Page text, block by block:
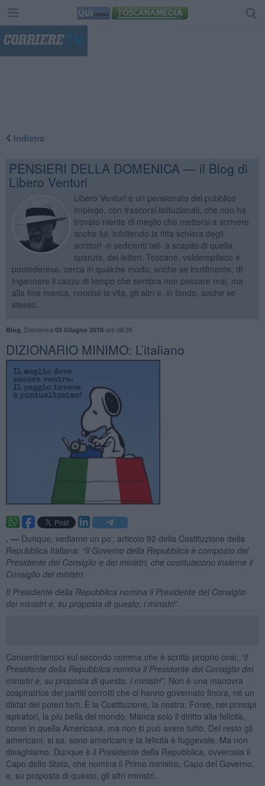
Indietro
PENSIERI DELLA DOMENICA — il Blog di
Libero Venturi
Libero Venturi è un pensionato del pubblico
impiego, con trascorsi istituzionali, che non ha
trovato niente di meglio che mettersi a scrivere
anche lui, infoltendo la fitta schiera degli
scrittori -o sedicenti tali- a scapito di quella,
sparuta, dei lettori. Toscano, valderopiteco e
pontederese, cerca in qualche modo, anche se inutilmente, di
ingannare il cazzo di tempo che sembra non passare mai, ma
alla fine manca, nonché la vita, gli altri e, in fondo, anche se
stesso.
Blog Domenica 03 Giugno 2018ore 08:35
DIZIONARIO MINIMO: L’italiano
. — Dunque, vediamo un po’, articolo 92 della Costituzione della
Repubblica Italiana: “Il Governo della Repubblica è composto del
Presidente del Consiglio e dei ministri, che costituiscono insieme il
Consiglio dei ministri.
Il Presidente della Repubblica nomina il Presidente del Consiglio
dei ministri e, su proposta di questo, i ministri”.
Concentriamoci sul secondo comma che è scritto proprio così, “il
Presidente della Repubblica nomina il Presidente del Consiglio dei
ministri e, su proposta di questo, i ministri”. Non è una manovra
cospiratrice dei partiti corrotti che ci hanno governato finora, né un
diktat dei poteri forti. È la Costituzione, la nostra. Forse, nei principi
ispiratori, la più bella del mondo. Manca solo il diritto alla felicità,
come in quella Americana, ma non si può avere tutto. Del resto gli
americani, si sa, sono americani e la felicità è fuggevole. Ma non
divaghiamo. Dunque è il Presidente della Repubblica, ovverosia il
Capo dello Stato, che nomina il Primo ministro, Capo del Governo,
e, su proposta di questo, gli altri ministri.